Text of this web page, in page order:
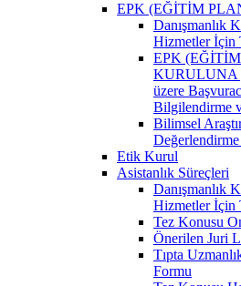
EPK (EĞİTİM
Danışmanlık
Hizmetler İçin
EPK
KURULUNA
üzere
Bilgilendirme
Bilimsel
Değerlendirme
Etik Kurul
Asistanlık Süreçleri
Danışmanlık
Hizmetler İçin
Tez Konusu
Önerilen Juri
Tıpta
Formu